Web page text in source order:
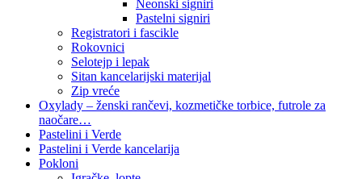
Neonski signiri
Pastelni signiri
Registratori i fascikle
Rokovnici
Selotejp i lepak
Sitan kancelarijski materijal
Zip vreće
Oxylady – ženski rančevi, kozmetičke torbice, futrole za
naočare…
Pastelini i Verde
Pastelini i Verde kancelarija
Pokloni